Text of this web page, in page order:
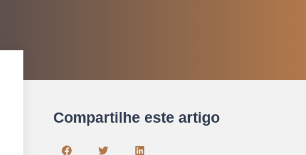
Compartilhe este artigo